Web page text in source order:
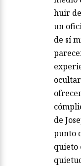
huir
un
de sí
de
punto
quieto